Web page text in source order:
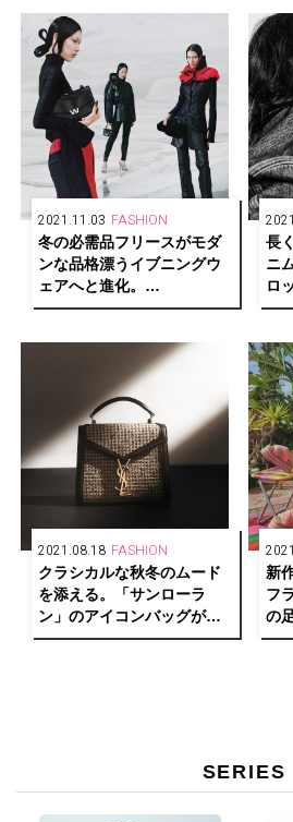
2021.11.03 FASHION
冬の必需品フリースがモダ
ンな品格漂うイブニングウ
ェアへと進化。
「alexanderwang」2021年
長
ニ
ロ
エ
2021.08.18 FASHION
クラシカルな秋冬のムード
を添える。「サンローラ
ン」のアイコンバッグがツ
イード素材でお目見え！
新
フ
の
SERIES